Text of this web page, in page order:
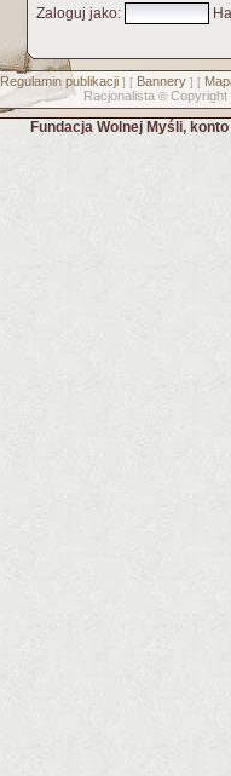
Zaloguj jako:
Regulamin publikacji] [ Bannery] [
Racjonalista © Copyright
Fundacja Wolnej Myśli,